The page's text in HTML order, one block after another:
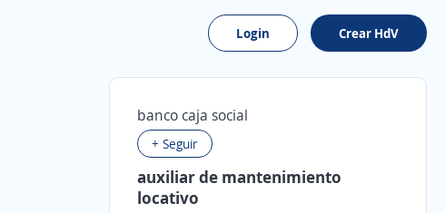
Login Crear HdV
banco caja social
+ Seguir
auxiliar de mantenimiento
locativo